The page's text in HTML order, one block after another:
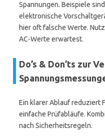
Spannungen. Beispiele
elektronische
hier oft falsche Werte.
AC-Werte erwartest.
Do’s & Don’ts zur
Ein klarer Ablauf reduziert
einfache Prüfabläufe.
nach Sicherheitsregeln.